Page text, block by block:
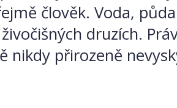
člověk. Voda,
druzích.
nikdy přirozeně